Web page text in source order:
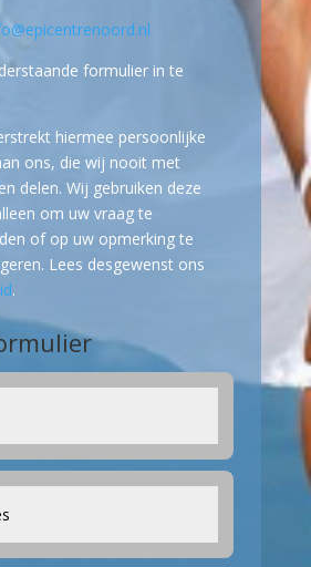
formulier in te
hiermee persoonlijke
ons, die wij nooit met
delen. Wij gebruiken deze
om uw vraag te
of op uw opmerking te
Lees desgewenst ons
.